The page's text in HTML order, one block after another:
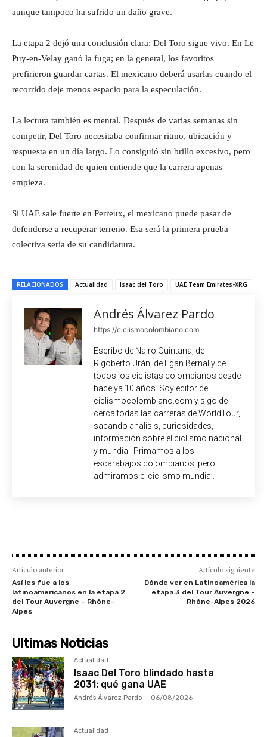
aunque tampoco ha sufrido un daño grave.
La etapa 2 dejó una conclusión clara: Del Toro sigue vivo. En Le
Puy-en-Velay ganó la fuga; en la general, los favoritos
prefirieron guardar cartas. El mexicano deberá usarlas cuando el
recorrido deje menos espacio para la especulación.
La lectura también es mental. Después de varias semanas sin
competir, Del Toro necesitaba confirmar ritmo, ubicación y
respuesta en un día largo. Lo consiguió sin brillo excesivo, pero
con la serenidad de quien entiende que la carrera apenas
empieza.
Si UAE sale fuerte en Perreux, el mexicano puede pasar de
defenderse a recuperar terreno. Esa será la primera prueba
colectiva seria de su candidatura.
RELACIONADOS Actualidad Isaac del Toro UAE Team Emirates-XRG
Andrés Álvarez Pardo
https://ciclismocolombiano.com
Escribo de Nairo Quintana, de
Rigoberto Urán, de Egan Bernal y de
todos los ciclistas colombianos desde
hace ya 10 años. Soy editor de
ciclismocolombiano.com y sigo de
cerca todas las carreras de WorldTour,
sacando análisis, curiosidades,
información sobre el ciclismo nacional
y mundial. Primamos a los
escarabajos colombianos, pero
admiramos el ciclismo mundial.
Artículo anterior
Así les fue a los
latinoamericanos en la etapa 2
del Tour Auvergne – Rhône-
Alpes
Artículo siguiente
Dónde ver en Latinoamérica la
etapa 3 del Tour Auvergne –
Rhône-Alpes 2026
Ultimas Noticias
Actualidad
Isaac Del Toro blindado hasta
2031: qué gana UAE
Andrés Álvarez Pardo - 06/08/2026
Actualidad